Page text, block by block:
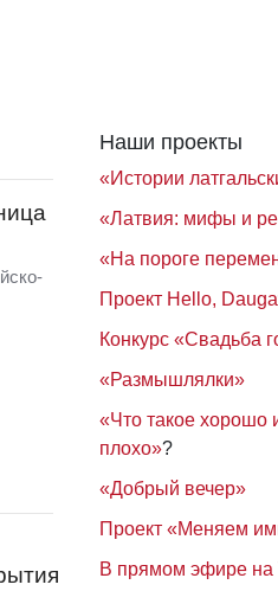
Наши проекты
«Истории
«Латвия: мифы и
«На пороге
Проект Hello,
Конкурс «Свадьба
«Размышлялки»
«Что такое хорошо
плохо»?
«Добрый вечер»
Проект «Меняем
В прямом эфире на